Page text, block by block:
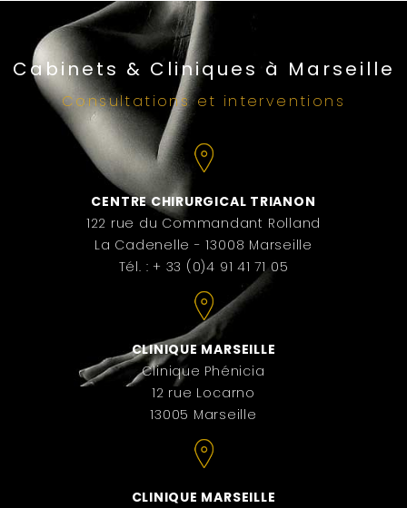
Cabinets & Cliniques à Marseille
Consultations et interventions
CENTRE CHIRURGICAL TRIANON
122 rue du Commandant Rolland
La Cadenelle - 13008 Marseille
Tél. : + 33 (0)4 91 41 71 05
CLINIQUE MARSEILLE
Clinique Phénicia
12 rue Locarno
13005 Marseille
CLINIQUE MARSEILLE